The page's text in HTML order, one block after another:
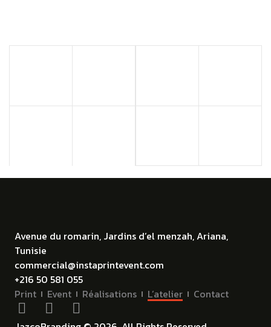
Avenue du romarin, Jardins d’el menzah, Ariana,
Tunisie
commercial@instaprintevent.com
+216 50 581 055
Print
Event Réalisations L’atelier Contact